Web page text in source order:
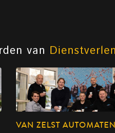
van
VAN ZELST AUTOMATEN